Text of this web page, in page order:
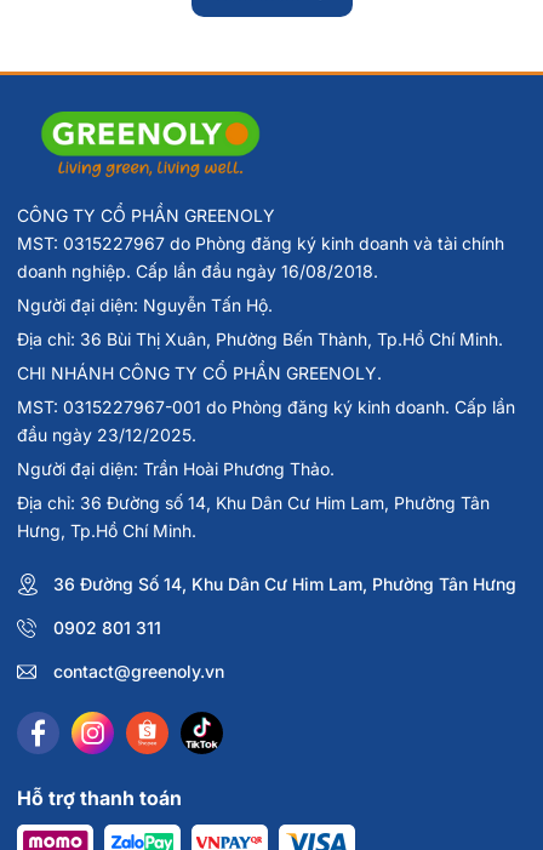
CÔNG TY CỔ PHẦN GREENOLY
MST: 0315227967 do Phòng đăng ký kinh doanh và tài chính
doanh nghiệp. Cấp lần đầu ngày 16/08/2018.
Người đại diện: Nguyễn Tấn Hộ.
Địa chỉ: 36 Bùi Thị Xuân, Phường Bến Thành, Tp.Hồ Chí Minh.
CHI NHÁNH CÔNG TY CỔ PHẦN GREENOLY.
MST: 0315227967-001 do Phòng đăng ký kinh doanh. Cấp lần
đầu ngày 23/12/2025.
Người đại diện: Trần Hoài Phương Thảo.
Địa chỉ: 36 Đường số 14, Khu Dân Cư Him Lam, Phường Tân
Hưng, Tp.Hồ Chí Minh.
36 Đường Số 14, Khu Dân Cư Him Lam, Phường Tân Hưng
0902 801 311
contact@greenoly.vn
Hỗ trợ thanh toán